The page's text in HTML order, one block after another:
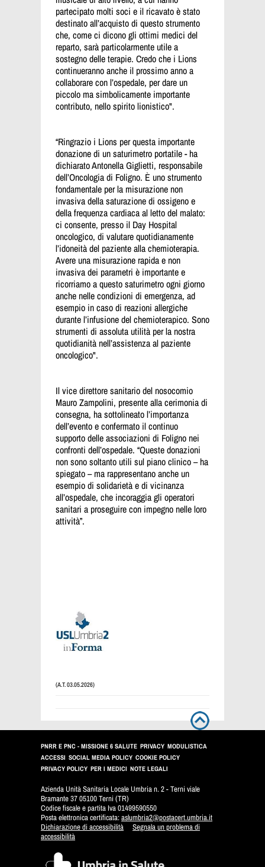
partecipato molti soci e il ricavato è stato
destinato all’acquisto di questo strumento
che, come ci dicono gli ottimi medici del
reparto, sarà particolarmente utile a
sostegno delle terapie. Credo che i Lions
continueranno anche il prossimo anno a
collaborare con l’ospedale, per dare un
piccolo ma simbolicamente importante
contributo, nello spirito lionistico".
“Ringrazio i Lions per questa importante
donazione di un saturimetro portatile - ha
dichiarato Antonella Giglietti, responsabile
dell’Oncologia di Foligno. È uno strumento
fondamentale per la misurazione non
invasiva della saturazione di ossigeno e
della frequenza cardiaca al letto del malato:
ci consente, presso il Day Hospital
oncologico, di valutare quotidianamente
l’idoneità del paziente alla chemioterapia.
Avere una misurazione rapida e non
invasiva dei parametri è importante e
ricorriamo a questo saturimetro ogni giorno
anche nelle condizioni di emergenza, ad
esempio in caso di reazioni allergiche
durante l’infusione del chemioterapico. Sono
strumenti di assoluta utilità per la nostra
quotidianità nell’assistenza al paziente
oncologico".
Il vice direttore sanitario del nosocomio
Mauro Zampolini, presente alla cerimonia di
consegna, ha sottolineato l’importanza
dell’evento e confermato il continuo
supporto delle associazioni di Foligno nei
confronti dell’ospedale. “Queste donazioni
non sono soltanto utili sul piano clinico – ha
spiegato – ma rappresentano anche un
esempio di solidarietà e di vicinanza
all’ospedale, che incoraggia gli operatori
sanitari a proseguire con impegno nelle loro
attività”.
(A.T. 03.05.2026)
PNRR E PNC - MISSIONE 6 SALUTE PRIVACY MODULISTICA
ACCESSI SOCIAL MEDIA POLICY COOKIE POLICY
PRIVACY POLICY PER I MEDICI NOTE LEGALI
Azienda Unità Sanitaria Locale Umbria n. 2 - Terni viale
Bramante 37 05100 Terni (TR)
Codice fiscale e partita Iva 01499590550
Posta elettronica certificata:aslumbria2@postacert.umbria.it
Dichiarazione di accessibilità
Segnala un problema di
accessibilità